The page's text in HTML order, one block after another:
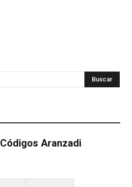
Buscar
Códigos Aranzadi